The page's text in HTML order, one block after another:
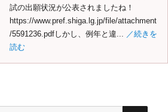
試の出願状況が公表されましたね！
https://www.pref.shiga.lg.jp/file/attachment
/5591236.pdfしかし、例年と違...
／続きを
読む